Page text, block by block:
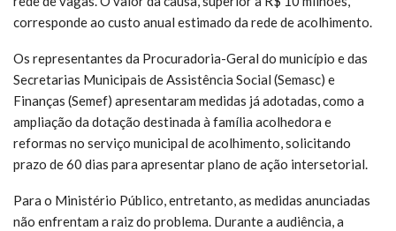
corresponde ao custo anual estimado da rede de acolhimento.
Os representantes da Procuradoria-Geral do município e das
Secretarias Municipais de Assistência Social (Semasc) e
Finanças (Semef) apresentaram medidas já adotadas, como a
ampliação da dotação destinada à família acolhedora e
reformas no serviço municipal de acolhimento, solicitando
prazo de 60 dias para apresentar plano de ação intersetorial.
Para o Ministério Público, entretanto, as medidas anunciadas
não enfrentam a raiz do problema. Durante a audiência, a